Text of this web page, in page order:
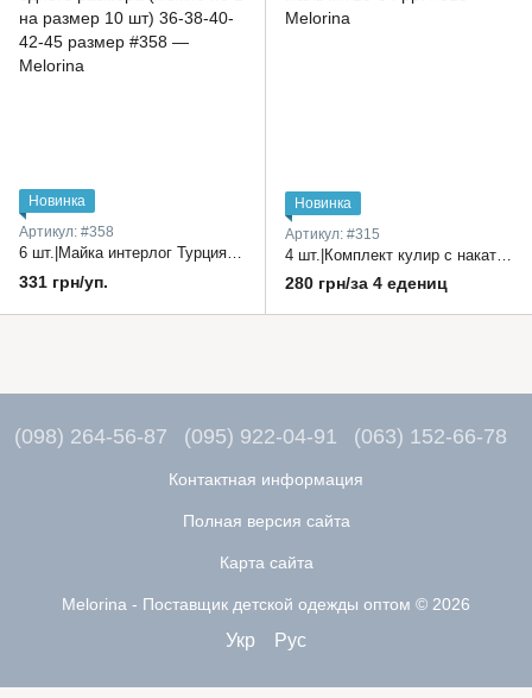
Новинка
Артикул: #358
6 шт.|Майка интерлог Турция модели в ассортименте по 6 шт одного размера (можно по 2 на размер 10 шт) 36-38-40-42-45 размер
331 грн/уп.
Новинка
Артикул: #315
280 грн/за 4 едениц
(098) 264-56-87 (095) 922-04-91 (063) 152-66-78
Контактная информация
Полная версия сайта
Карта сайта
Melorina - Поставщик детской одежды оптом © 2026
Укр Рус